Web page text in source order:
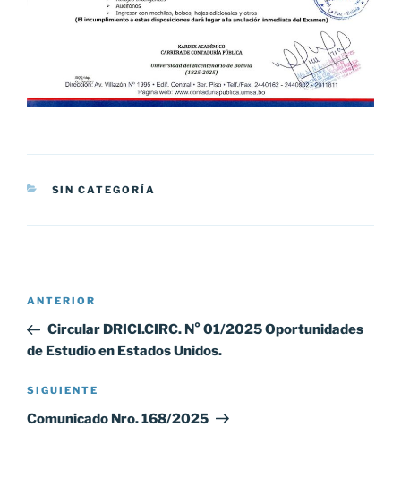
CATEGORÍAS
SIN CATEGORÍA
Navegación
entradas
Entrada
anterior:
ANTERIOR
Circular DRICI.CIRC. N° 01/2025 Oportunidades
de Estudio en Estados Unidos.
Siguiente
entrada
SIGUIENTE
Comunicado Nro. 168/2025